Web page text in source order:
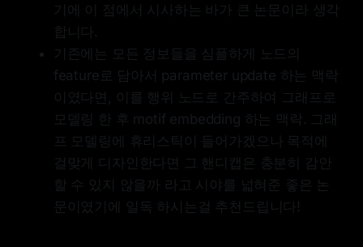
기에 이 점에서 시사하는 바가 큰 논문이라 생각
합니다.
기존에는 모든 정보들을 심플하게 노드의
feature로 담아서 parameter update 하는 맥락
이였다면, 이를 행위 노드로 간주하여 그래프로
모델링 한 후 motif embedding 하는 맥락. 그래
프 모델링에 휴리스틱이 들어가겠으나 목적에
걸맞게 디자인한다면 그 핸디캡은 충분히 감안
할 수 있지 않을까 라고 시야를 넓혀준 좋은 논
문이였기에 일독 하시는걸 추천드립니다!